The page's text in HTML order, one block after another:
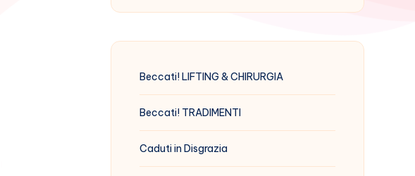
Beccati! LIFTING & CHIRURGIA
Beccati! TRADIMENTI
Caduti in Disgrazia